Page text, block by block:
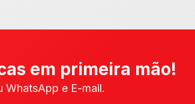
em primeira mão!
WhatsApp e E-mail.